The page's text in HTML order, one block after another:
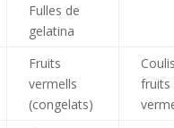
Fulles de
gelatina
Fruits
vermells
(congelats)
fruits